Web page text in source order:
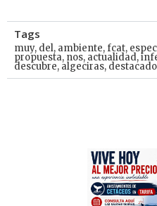
Tags
muy, del, ambiente,fcat,
propuesta, nos, actualidad,
descubre, algeciras,